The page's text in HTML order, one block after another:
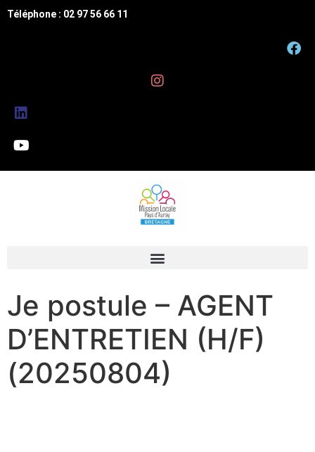
Téléphone : 02 97 56 66 11
Je postule – AGENT
D’ENTRETIEN (H/F)
(20250804)